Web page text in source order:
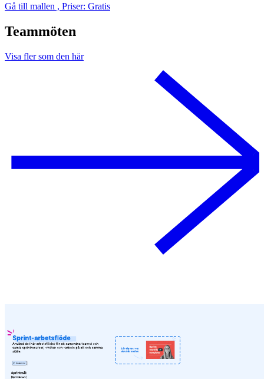
Gå till mallen , Priser: Gratis
Teammöten
Visa fler som den här